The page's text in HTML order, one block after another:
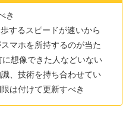
き
するスピードが速いから
マホを所持するのが当た
想像できた人などいない
、技術を持ち合わせてい
は付けて更新すべき